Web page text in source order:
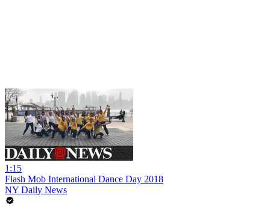
1:15
Flash Mob International Dance Day 2018
NY Daily News